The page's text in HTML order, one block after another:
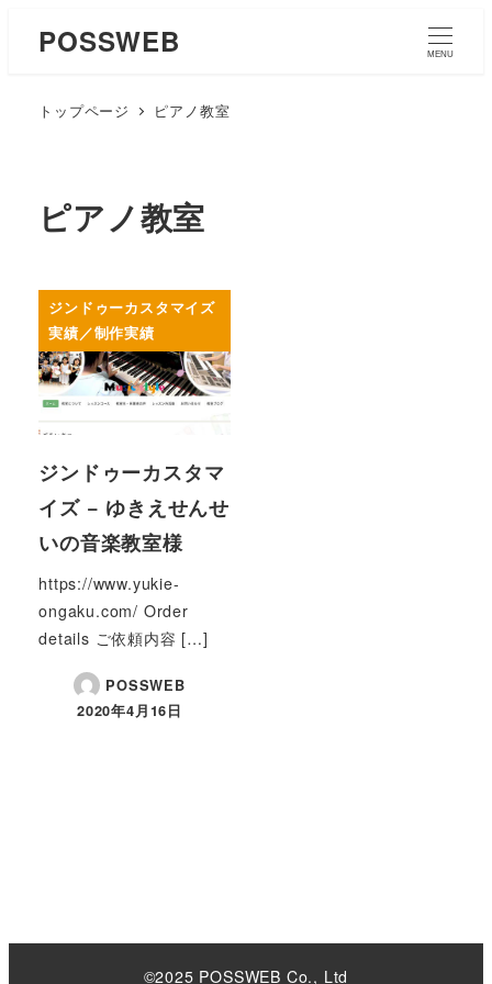
POSSWEB MENU
トップページ ピアノ教室
ピアノ教室
ジンドゥーカスタマイズ
実績／制作実績
ジンドゥーカスタマ
イズ − ゆきえせんせ
いの音楽教室様
https://www.yukie-
ongaku.com/ Order
details ご依頼内容 […]
POSSWEB
2020年4月16日
©2025 POSSWEB Co., Ltd